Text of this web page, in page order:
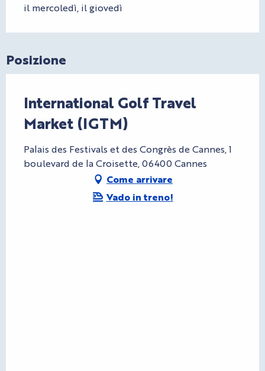
il mercoledì, il giovedì
Posizione
International Golf Travel
Market (IGTM)
Palais des Festivals et des Congrès de Cannes, 1
boulevard de la Croisette, 06400 Cannes
Come arrivare
Vado in treno!